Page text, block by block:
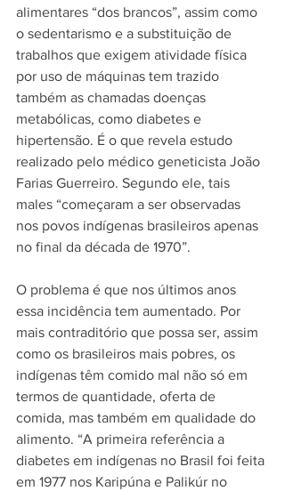
alimentares “dos brancos”, assim como
o sedentarismo e a substituição de
trabalhos que exigem atividade física
por uso de máquinas tem trazido
também as chamadas doenças
metabólicas, como diabetes e
hipertensão. É o que revela estudo
realizado pelo médico geneticista João
Farias Guerreiro. Segundo ele, tais
males “começaram a ser observadas
nos povos indígenas brasileiros apenas
no final da década de 1970”.
O problema é que nos últimos anos
essa incidência tem aumentado. Por
mais contraditório que possa ser, assim
como os brasileiros mais pobres, os
indígenas têm comido mal não só em
termos de quantidade, oferta de
comida, mas também em qualidade do
alimento. “A primeira referência a
diabetes em indígenas no Brasil foi feita
em 1977 nos Karipúna e Palikúr no